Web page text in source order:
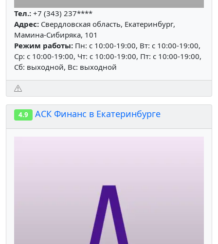
Тел.: +7 (343) 237****
Адрес: Свердловская область, Екатеринбург,
Мамина-Сибиряка, 101
Режим работы: Пн: c 10:00-19:00, Вт: c 10:00-19:00,
Ср: c 10:00-19:00, Чт: c 10:00-19:00, Пт: c 10:00-19:00,
Сб: выходной, Вс: выходной
4.9 АСК Финанс в Екатеринбурге